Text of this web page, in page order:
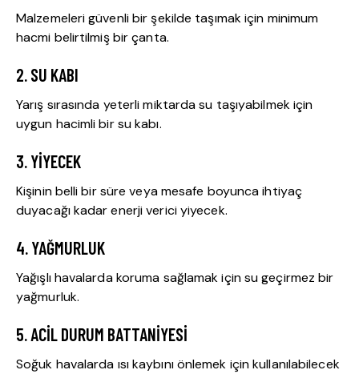
Malzemeleri güvenli bir şekilde taşımak için minimum
hacmi belirtilmiş bir çanta.
2. SU KABI
Yarış sırasında yeterli miktarda su taşıyabilmek için
uygun hacimli bir su kabı.
3. YIYECEK
Kişinin belli bir süre veya mesafe boyunca ihtiyaç
duyacağı kadar enerji verici yiyecek.
4. YAĞMURLUK
Yağışlı havalarda koruma sağlamak için su geçirmez bir
yağmurluk.
5. ACIL DURUM BATTANIYESI
Soğuk havalarda ısı kaybını önlemek için kullanılabilecek